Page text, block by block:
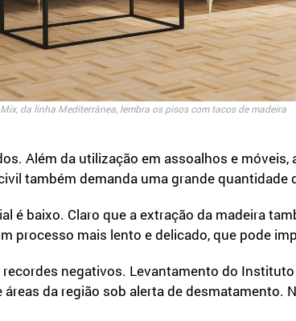
da linha Mediterrânea, lembra os pisos com tacos de madeira
Além da utilização em assoalhos e
também demanda uma grande quantidade
é baixo. Claro que a extração da madeira
processo mais lento e delicado, que pode
negativos. Levantamento do
da região sob alerta de desmatamento.